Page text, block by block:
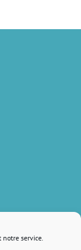
notre service.